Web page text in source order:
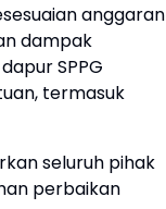
anggaran
dampak
SPPG
termasuk
seluruh pihak
perbaikan